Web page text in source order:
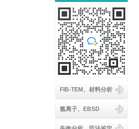
客服
FIB-TEM、材料分析
氩离子、EBSD